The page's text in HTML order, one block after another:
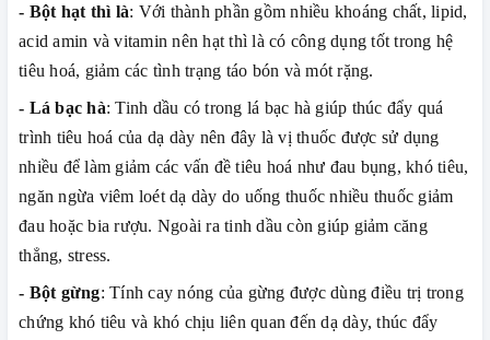
- Bột hạt thì là: Với thành phần gồm nhiều khoáng chất, lipid,
acid amin và vitamin nên hạt thì là có công dụng tốt trong hệ
tiêu hoá, giảm các tình trạng táo bón và mót rặng.
- Lá bạc hà: Tinh dầu có trong lá bạc hà giúp thúc đẩy quá
trình tiêu hoá của dạ dày nên đây là vị thuốc được sử dụng
nhiều để làm giảm các vấn đề tiêu hoá như đau bụng, khó tiêu,
ngăn ngừa viêm loét dạ dày do uống thuốc nhiều thuốc giảm
đau hoặc bia rượu. Ngoài ra tinh dầu còn giúp giảm căng
thẳng, stress.
- Bột gừng: Tính cay nóng của gừng được dùng điều trị trong
chứng khó tiêu và khó chịu liên quan đến dạ dày, thúc đẩy